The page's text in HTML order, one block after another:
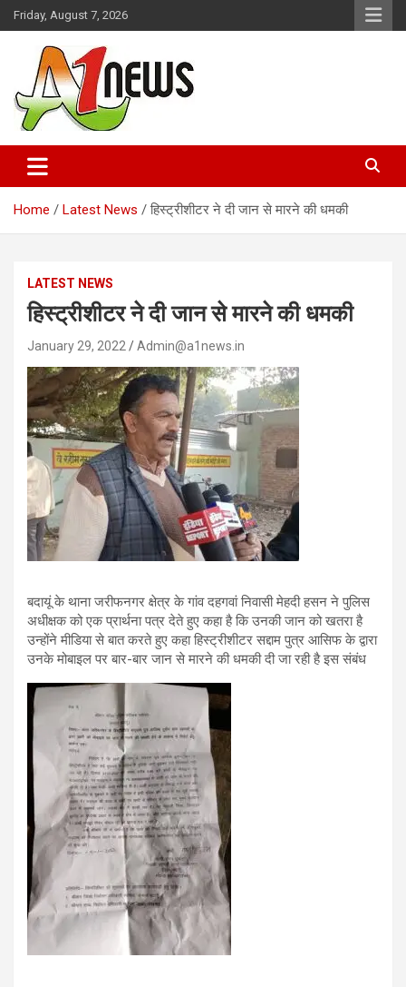
Skip
to
content
Friday, August 7, 2026
A1news.in
Home Latest News हिस्ट्रीशीटर ने दी जान से मारने की धमकी
LATEST NEWS
हिस्ट्रीशीटर ने दी जान से मारने की धमकी
January 29, 2022 Admin@a1news.in
बदायूं के थाना जरीफनगर क्षेत्र के गांव दहगवां निवासी मेहदी हसन ने पुलिस
अधीक्षक को एक प्रार्थना पत्र देते हुए कहा है कि उनकी जान को खतरा है
उन्होंने मीडिया से बात करते हुए कहा हिस्ट्रीशीटर सद्दाम पुत्र आसिफ के द्वारा
उनके मोबाइल पर बार-बार जान से मारने की धमकी दी जा रही है इस संबंध